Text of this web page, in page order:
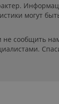
могут
сообщить